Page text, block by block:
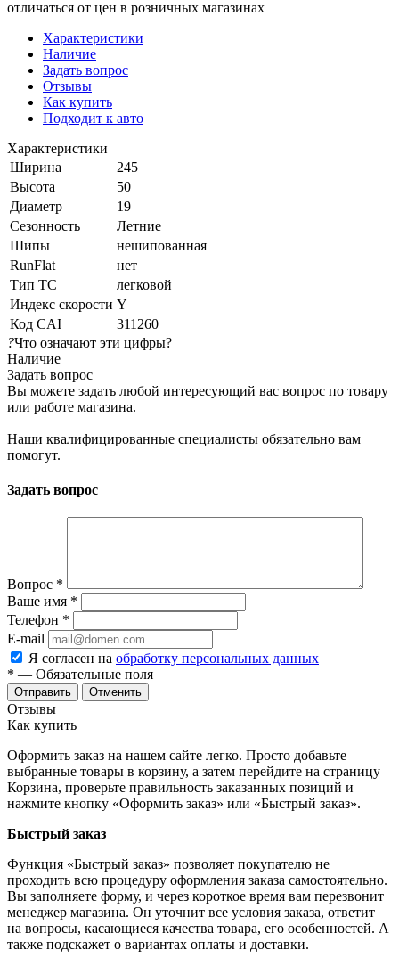
отличаться от цен в розничных магазинах
Характеристики
Наличие
Задать вопрос
Отзывы
Как купить
Подходит к авто
Характеристики
Ширина
245
Высота
50
Диаметр
19
Сезонность
Летние
Шипы
нешипованная
RunFlat
нет
Тип ТС
легковой
Индекс скорости Y
Код CAI
311260
?Что означают эти цифры?
Наличие
Задать вопрос
Вы можете задать любой интересующий вас вопрос по товару
или работе магазина.
Наши квалифицированные специалисты обязательно вам
помогут.
Задать вопрос
Вопрос *
Ваше имя *
Телефон *
E-mail
Я согласен на обработку персональных данных
* — Обязательные поля
Отменить
Отзывы
Как купить
Оформить заказ на нашем сайте легко. Просто добавьте
выбранные товары в корзину, а затем перейдите на страницу
Корзина, проверьте правильность заказанных позиций и
нажмите кнопку «Оформить заказ» или «Быстрый заказ».
Быстрый заказ
Функция «Быстрый заказ» позволяет покупателю не
проходить всю процедуру оформления заказа самостоятельно.
Вы заполняете форму, и через короткое время вам перезвонит
менеджер магазина. Он уточнит все условия заказа, ответит
на вопросы, касающиеся качества товара, его особенностей. А
также подскажет о вариантах оплаты и доставки.